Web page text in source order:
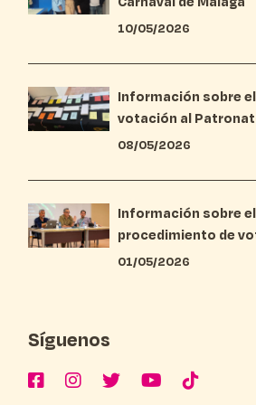
10/05/2026
Información sobre
votación al
08/05/2026
Información sobre
procedimiento de
01/05/2026
Síguenos